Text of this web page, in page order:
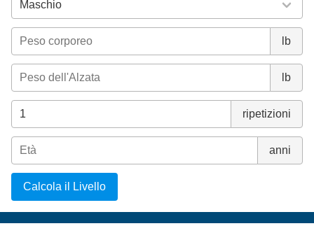
lb
lb
ripetizioni
anni
Calcola il Livello